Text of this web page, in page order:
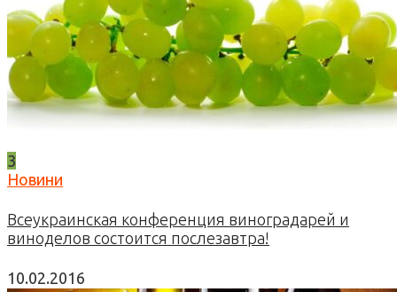
3
Новини
Всеукраинская конференция виноградарей и
виноделов состоится послезавтра!
10.02.2016